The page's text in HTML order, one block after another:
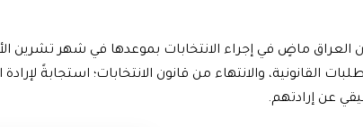
العراق ماضٍ في إجراء الانتخابات بموعدها في شهر تشرين
القانونية، والانتهاء من قانون الانتخابات؛ استجابةً لإرادة
عن إرادتهم.